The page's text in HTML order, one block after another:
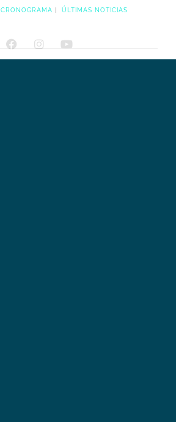
CRONOGRAMA ÚLTIMAS NOTICIAS